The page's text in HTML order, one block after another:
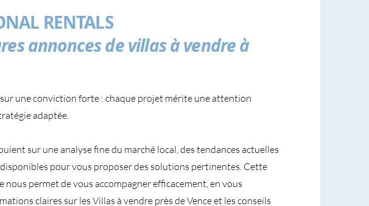
RENTALS
annonces de villas à vendre à
une conviction forte : chaque projet mérite une attention
adaptée.
sur une analyse fine du marché local, des tendances actuelles
pour vous proposer des solutions pertinentes. Cette
nous permet de vous accompagner efficacement, en vous
claires sur les Villas à vendre près de Vence et les conseils